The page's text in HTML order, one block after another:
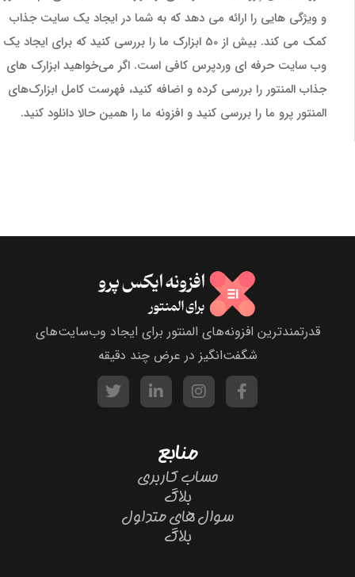
و ویژگی هایی را ارائه می دهد که به شما در ایجاد یک سایت جذاب
کمک می کند. بیش از 50 ابزارک ما را بررسی کنید که برای ایجاد یک
وب سایت حرفه ای وردپرس کافی است. اگر می‌خواهید ابزارک های
جذاب المنتور را بررسی کرده و اضافه کنید، فهرست کامل ابزارک‌های
المنتور پرو ما را بررسی کنید و افزونه‌ ما را همین حالا دانلود کنید.
قدرتمندترین افزونه‌های المنتور برای ایجاد وب‌سایت‌های
شگفت‌انگیز در عرض چند دقیقه
منابع
حساب کاربری
بلاگ
سوال های متداول
بلاگ